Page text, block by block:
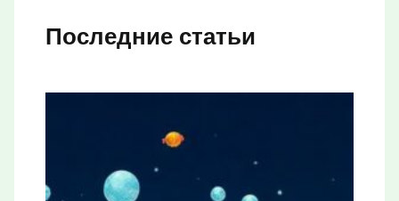
Последние статьи